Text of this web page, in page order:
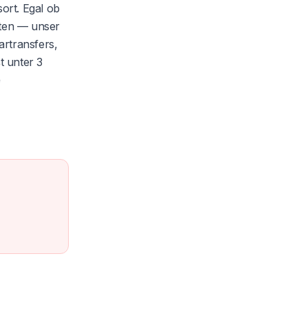
Egal ob
— unser
unter 3